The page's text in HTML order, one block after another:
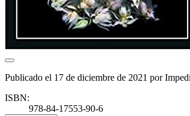
Publicado el 17 de diciembre de 2021 por
ISBN:
978-84-17553-90-6